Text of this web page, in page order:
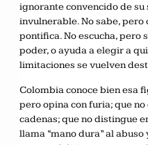
ignorante convencido de
invulnerable. No sabe, pero
pontifica. No escucha, pero
poder, o ayuda a elegir a
limitaciones se vuelven
Colombia conoce bien esa
pero opina con furia; que
cadenas; que no distingue
llama “mano dura” al